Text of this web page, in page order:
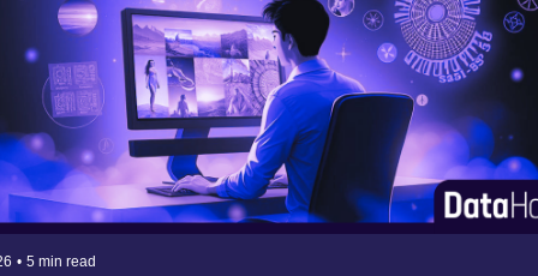
• 5 min read